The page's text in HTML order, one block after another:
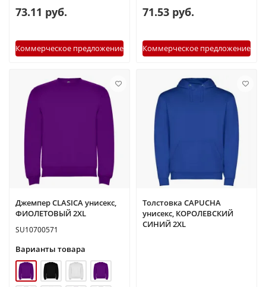
73.11 руб.
Коммерческое предложение
71.53 руб.
Коммерческое предложение
Джемпер CLASICA унисекс,
ФИОЛЕТОВЫЙ 2XL
SU10700571
Варианты товара
Толстовка CAPUCHA
унисекс, КОРОЛЕВСКИЙ
СИНИЙ 2XL